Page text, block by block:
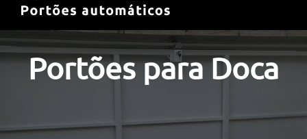
Portões para Doca